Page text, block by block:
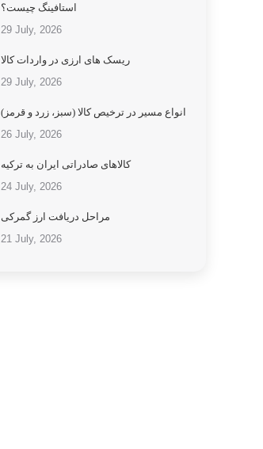
استافینگ چیست؟
29 July, 2026
ریسک های ارزی در واردات کالا
29 July, 2026
انواع مسیر در ترخیص کالا (سبز، زرد و قرمز)
26 July, 2026
کالاهای صادراتی ایران به ترکیه
24 July, 2026
مراحل دریافت ارز گمرکی
21 July, 2026